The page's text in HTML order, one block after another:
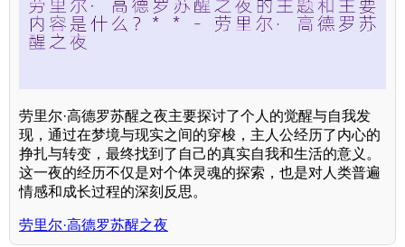
劳里尔·高德罗苏醒之夜主要探讨了个人的觉醒与自我发
现，通过在梦境与现实之间的穿梭，主人公经历了内心的
挣扎与转变，最终找到了自己的真实自我和生活的意义。
这一夜的经历不仅是对个体灵魂的探索，也是对人类普遍
情感和成长过程的深刻反思。
劳里尔·高德罗苏醒之夜